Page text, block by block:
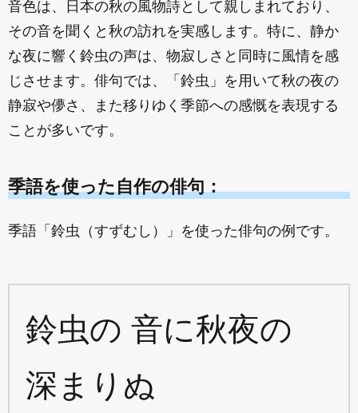
音色は、日本の秋の風物詩として親しまれており、
その音を聞くと秋の訪れを実感します。特に、静か
な夜に響く鈴虫の声は、物寂しさと同時に風情を感
じさせます。俳句では、「鈴虫」を用いて秋の夜の
静寂や儚さ、また移りゆく季節への感慨を表現する
ことが多いです。
季語を使った自作の俳句：
季語「鈴虫（すずむし）」を使った俳句の例です。
鈴虫の 音に秋夜の
深まりぬ